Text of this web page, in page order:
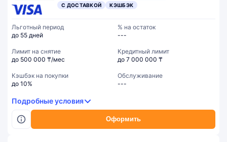
С ДОСТАВКОЙ
КЭШБЭК
Оформить
Льготный период
до 55 дней
% на остаток
---
Лимит на снятие
до 500 000 ₸/мес
Кредитный лимит
до 7 000 000 ₸
Кэшбэк на покупки
до 10%
Обслуживание
---
Подробные условия